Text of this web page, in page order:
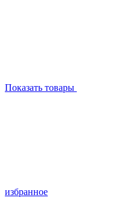
Показать товары
избранное